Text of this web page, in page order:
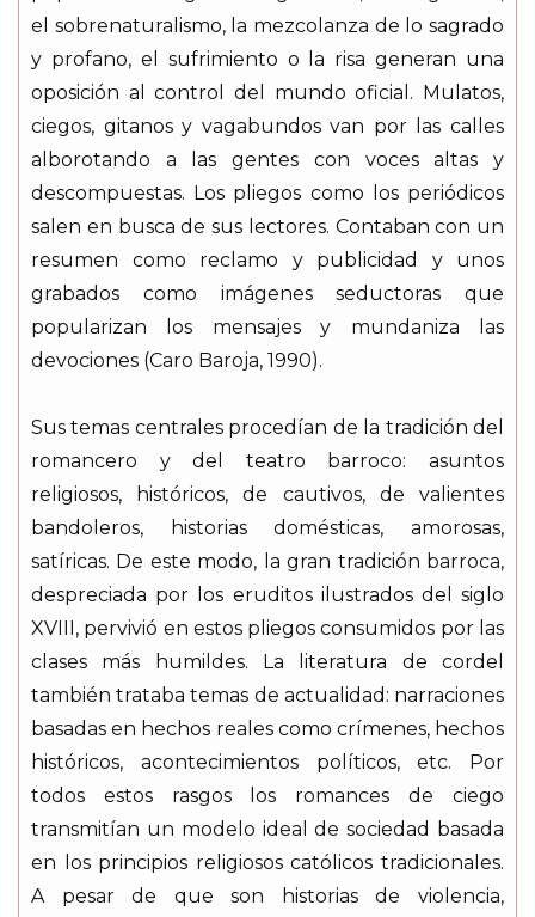
el sobrenaturalismo, la mezcolanza de lo sagrado
y profano, el sufrimiento o la risa generan una
oposición al control del mundo oficial. Mulatos,
ciegos, gitanos y vagabundos van por las calles
alborotando a las gentes con voces altas y
descompuestas. Los pliegos como los periódicos
salen en busca de sus lectores. Contaban con un
resumen como reclamo y publicidad y unos
grabados como imágenes seductoras que
popularizan los mensajes y mundaniza las
devociones (Caro Baroja, 1990).
Sus temas centrales procedían de la tradición del
romancero y del teatro barroco: asuntos
religiosos, históricos, de cautivos, de valientes
bandoleros, historias domésticas, amorosas,
satíricas. De este modo, la gran tradición barroca,
despreciada por los eruditos ilustrados del siglo
XVIII, pervivió en estos pliegos consumidos por las
clases más humildes. La literatura de cordel
también trataba temas de actualidad: narraciones
basadas en hechos reales como crímenes, hechos
históricos, acontecimientos políticos, etc. Por
todos estos rasgos los romances de ciego
transmitían un modelo ideal de sociedad basada
en los principios religiosos católicos tradicionales.
A pesar de que son historias de violencia,